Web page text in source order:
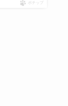
ポチップ